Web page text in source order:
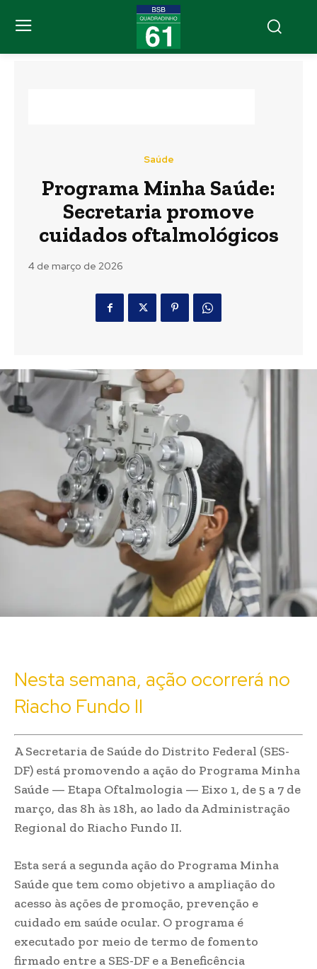
Saúde
Programa Minha Saúde:
Secretaria promove
cuidados oftalmológicos
4 de março de 2026
Nesta semana, ação ocorrerá no
Riacho Fundo II
A Secretaria de Saúde do Distrito Federal (SES-
DF) está promovendo a ação do Programa Minha
Saúde — Etapa Oftalmologia — Eixo 1, de 5 a 7 de
março, das 8h às 18h, ao lado da Administração
Regional do Riacho Fundo II.
Esta será a segunda ação do Programa Minha
Saúde que tem como objetivo a ampliação do
acesso às ações de promoção, prevenção e
cuidado em saúde ocular. O programa é
executado por meio de termo de fomento
firmado entre a SES-DF e a Beneficência